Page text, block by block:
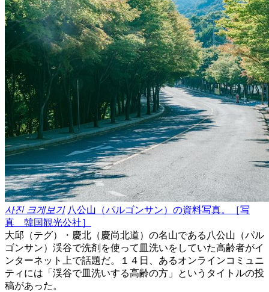
사진 크게보기 八公山（パルゴンサン）の資料写真。［写
真 韓国観光公社］
大邱（テグ）・慶北（慶尚北道）の名山である八公山（パル
ゴンサン）渓谷で洗剤を使って皿洗いをしていた高齢者がイ
ンターネット上で話題だ。１４日、あるオンラインコミュニ
ティには「渓谷で皿洗いする高齢の方」というタイトルの投
稿があった。